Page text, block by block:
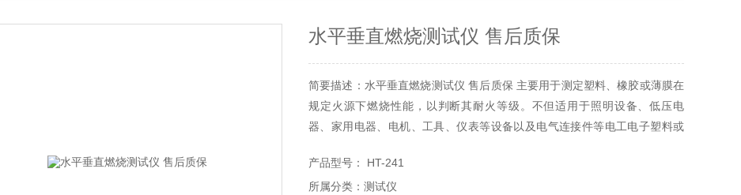
水平垂直燃烧测试仪 售后质保
简要描述：水平垂直燃烧测试仪 售后质保 主要用于测定塑料、橡胶或薄膜在
规定火源下燃烧性能，以判断其耐火等级。不但适用于照明设备、低压电
器、家用电器、电机、工具、仪表等设备以及电气连接件等电工电子塑料或
塑料、防火封堵材料型式认可或其它固体可燃材料
产品型号： HT-241
所属分类：测试仪